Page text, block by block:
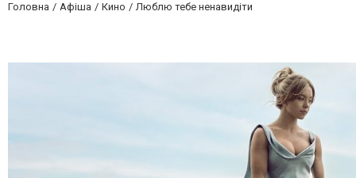
Головна Афіша Кино Люблю тебе ненавидіти